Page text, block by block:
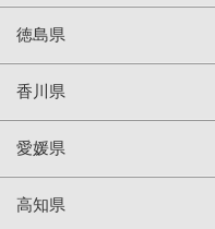
徳島県
香川県
愛媛県
高知県